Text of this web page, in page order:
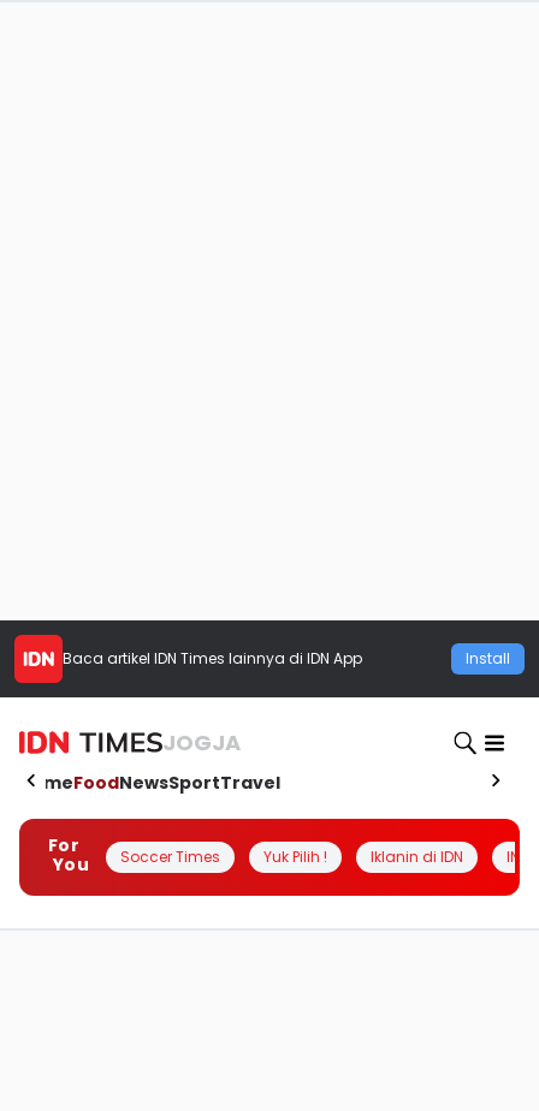
Baca artikel IDN Times lainnya di IDN App Install
JOGJA
HomeFoodNewsSportTravel
For
You
Soccer Times Yuk Pilih ! Iklanin di IDN